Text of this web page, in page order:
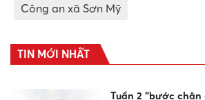
Công an xã Sơn Mỹ
TIN MỚI NHẤT
Tuần 2 “bước